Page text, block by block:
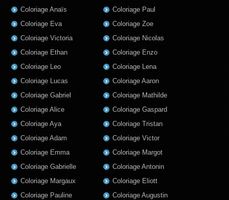
Coloriage Anaïs
Coloriage Eva
Coloriage Victoria
Coloriage Ethan
Coloriage Leo
Coloriage Lucas
Coloriage Gabriel
Coloriage Alice
Coloriage Aya
Coloriage Adam
Coloriage Emma
Coloriage Gabrielle
Coloriage Paul
Coloriage Zoe
Coloriage Nicolas
Coloriage Enzo
Coloriage Lena
Coloriage Aaron
Coloriage Mathilde
Coloriage Gaspard
Coloriage Tristan
Coloriage Victor
Coloriage Margot
Coloriage Antonin
Coloriage Margaux
Coloriage Pauline
Coloriage Eliott
Coloriage Augustin